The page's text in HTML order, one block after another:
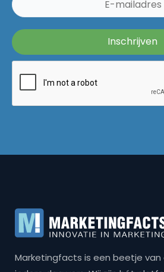
Marketingfacts is een beetje van